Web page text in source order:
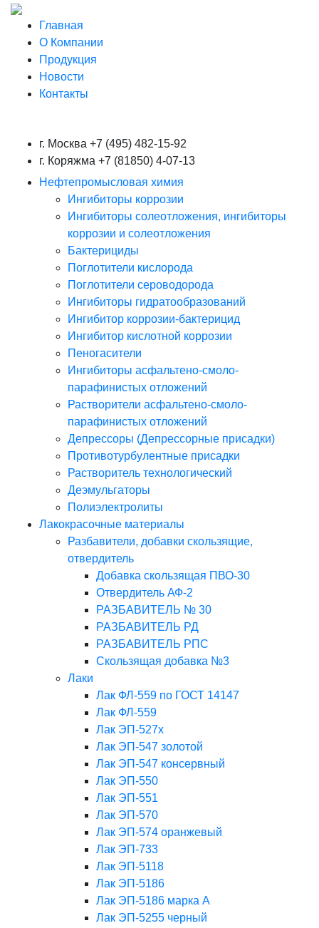
Главная
О Компании
Продукция
Новости
Контакты
г. Москва +7 (495) 482-15-92
г. Коряжма +7 (81850) 4-07-13
Нефтепромысловая химия
Ингибиторы коррозии
Ингибиторы солеотложения, ингибиторы
коррозии и солеотложения
Бактерициды
Поглотители кислорода
Поглотители сероводорода
Ингибиторы гидратообразований
Ингибитор коррозии-бактерицид
Ингибитор кислотной коррозии
Пеногасители
Ингибиторы асфальтено-смоло-
парафинистых отложений
Растворители асфальтено-смоло-
парафинистых отложений
Депрессоры (Депрессорные присадки)
Противотурбулентные присадки
Растворитель технологический
Деэмульгаторы
Полиэлектролиты
Лакокрасочные материалы
Разбавители, добавки скользящие,
отвердитель
Добавка скользящая ПВО-30
Отвердитель АФ-2
РАЗБАВИТЕЛЬ № 30
РАЗБАВИТЕЛЬ РД
РАЗБАВИТЕЛЬ РПС
Скользящая добавка №3
Лаки
Лак ФЛ-559 по ГОСТ 14147
Лак ФЛ-559
Лак ЭП-527х
Лак ЭП-547 золотой
Лак ЭП-547 консервный
Лак ЭП-550
Лак ЭП-551
Лак ЭП-570
Лак ЭП-574 оранжевый
Лак ЭП-733
Лак ЭП-5118
Лак ЭП-5186
Лак ЭП-5186 марка А
Лак ЭП-5255 черный